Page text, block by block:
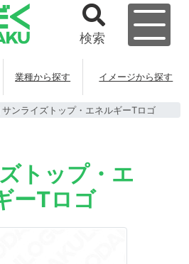
検索
業種から探す イメージから探す
サンライズトップ・エネルギーTロゴ
トップ・エ
ーTロゴ